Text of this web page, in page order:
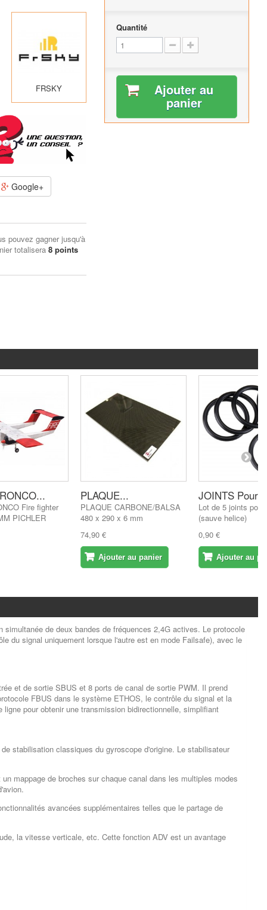
FRSKY
Google+
pouvez gagner jusqu'à
totalisera8 points
Quantité
Ajouter au
panier
Fire fighter
PICHLER
PLAQUE...
PLAQUE CARBONE/BALSA
480 x 290 x 6 mm
74,90 €
Ajouter au panier
JOINTS Pour...
Lot de 5 joints
(sauve helice)
0,90 €
Ajouter au
de deux bandes de fréquences 2,4G actives. Le protocole
du signal uniquement lorsque l'autre est en mode Failsafe), avec le
et de sortie SBUS et 8 ports de canal de sortie PWM. Il prend
FBUS dans le système ETHOS, le contrôle du signal et la
pour obtenir une transmission bidirectionnelle, simplifiant
stabilisation classiques du gyroscope d'origine. Le stabilisateur
mappage de broches sur chaque canal dans les multiples modes
avancées supplémentaires telles que le partage de
la vitesse verticale, etc. Cette fonction ADV est un avantage